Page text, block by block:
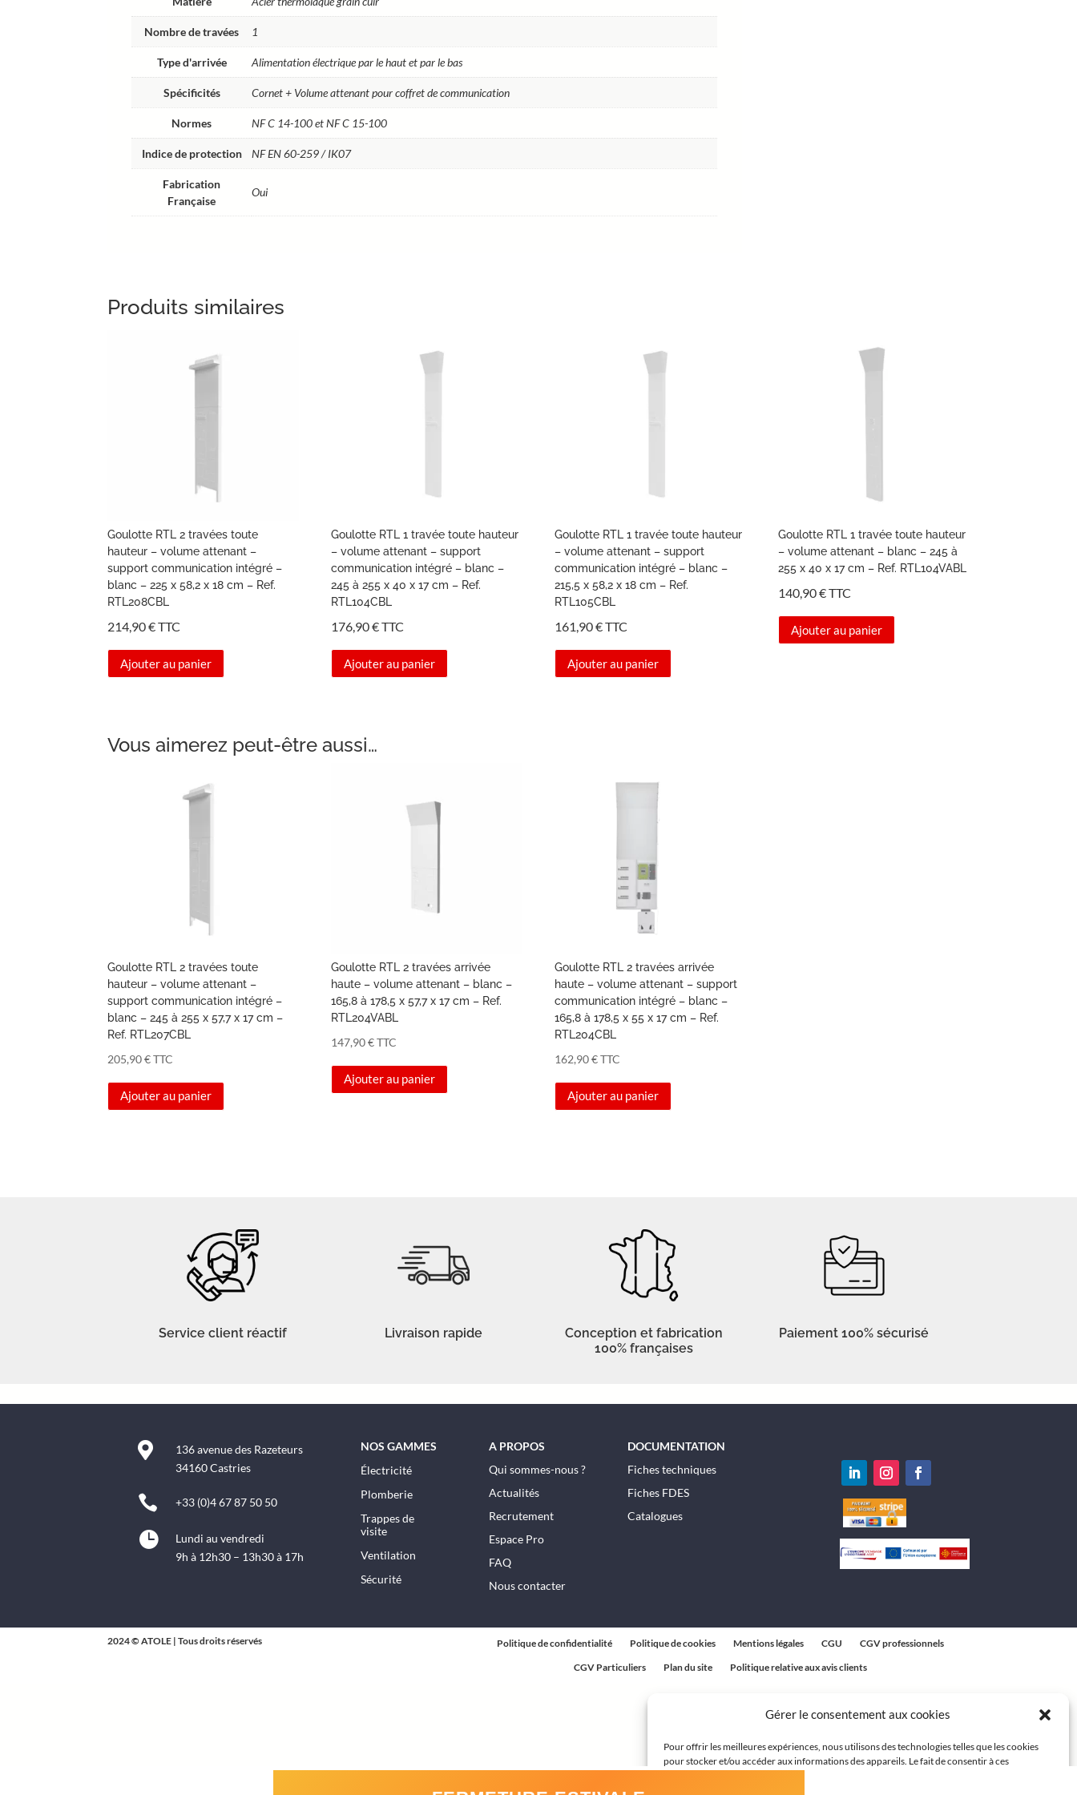
Gérer le consentement aux cookies
Pour offrir les meilleures expériences, nous utilisons des technologies telles que les cookies
pour stocker et/ou accéder aux informations des appareils. Le fait de consentir à ces
Nombre de travées 1
Type d'arrivée Alimentation électrique par le haut et par le bas
Spécificités Cornet + Volume attenant pour coffret de communication
Normes NF C 14-100 et NF C 15-100
Indice de protection NF EN 60-259 / IK07
Fabrication
Française
Oui
Produits similaires
Goulotte RTL 2 travées toute
hauteur – volume attenant –
support communication intégré –
blanc – 225 x 58,2 x 18 cm – Ref.
RTL208CBL
214,90€TTC
Ajouter au panier
Goulotte RTL 1 travée toute hauteur
– volume attenant – support
communication intégré – blanc –
245 à 255 x 40 x 17 cm – Ref.
RTL104CBL
176,90€TTC
Ajouter au panier
Goulotte RTL 1 travée toute hauteur
– volume attenant – support
communication intégré – blanc –
215,5 x 58,2 x 18 cm – Ref.
RTL105CBL
161,90€TTC
Ajouter au panier
Goulotte RTL 1 travée toute hauteur
– volume attenant – blanc – 245 à
255 x 40 x 17 cm – Ref. RTL104VABL
140,90€TTC
Ajouter au panier
Vous aimerez peut-être aussi…
Goulotte RTL 2 travées toute
hauteur – volume attenant –
support communication intégré –
blanc – 245 à 255 x 57,7 x 17 cm –
Ref. RTL207CBL
205,90€ TTC
Ajouter au panier
Goulotte RTL 2 travées arrivée
haute – volume attenant – blanc –
165,8 à 178,5 x 57,7 x 17 cm – Ref.
RTL204VABL
147,90€TTC
Ajouter au panier
Goulotte RTL 2 travées arrivée
haute – volume attenant – support
communication intégré – blanc –
165,8 à 178,5 x 55 x 17 cm – Ref.
RTL204CBL
162,90€TTC
Ajouter au panier
Service client réactif Livraison rapide
Conception et fabrication
100% françaises
Paiement 100% sécurisé

136 avenue des Razeteurs
34160 Castries
 +33 (0)4 67 87 50 50

Lundi au vendredi
9h à 12h30 – 13h30 à 17h
NOS GAMMES
Électricité
Plomberie
Trappes de
visite
Ventilation
Sécurité
A PROPOS
Qui sommes-nous ?
Actualités
Recrutement
Espace Pro
FAQ
Nous contacter
DOCUMENTATION
Fiches techniques
Fiches FDES
Catalogues
2024 © ATOLE | Tous droits réservés Politique de confidentialité Politique de cookies Mentions légales CGU
CGV professionnels
CGV Particuliers
Plan du site Politique relative aux avis clients